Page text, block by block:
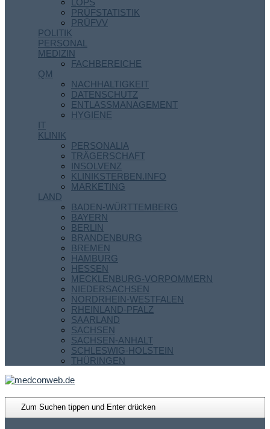
PRÜFSTATISTIK
PRÜFVV
POLITIK
PERSONAL
MEDIZIN
FACHBEREICHE
QM
NACHHALTIGKEIT
DATENSCHUTZ
ENTLASSMANAGEMENT
HYGIENE
IT
KLINIK
PERSONALIA
TRÄGERSCHAFT
INSOLVENZ
KLINIKSTERBEN.INFO
MARKETING
LAND
BADEN-WÜRTTEMBERG
BAYERN
BERLIN
BRANDENBURG
BREMEN
HAMBURG
HESSEN
MECKLENBURG-VORPOMMERN
NIEDERSACHSEN
NORDRHEIN-WESTFALEN
RHEINLAND-PFALZ
SAARLAND
SACHSEN
SACHSEN-ANHALT
SCHLESWIG-HOLSTEIN
THÜRINGEN